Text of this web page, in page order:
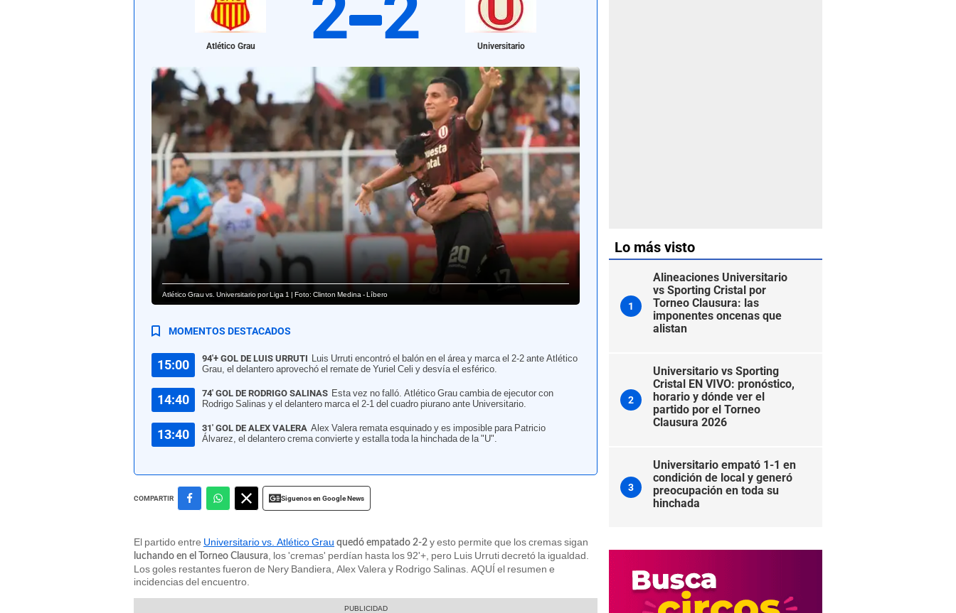
Atlético Grau Universitario
Atlético Grau vs. Universitario por Liga 1 | Foto: Clinton Medina - Líbero
MOMENTOS DESTACADOS
15:00 94'+ GOL DE LUIS URRUTI Luis Urruti encontró el balón en el área y marca el 2-2 ante Atlético
Grau, el delantero aprovechó el remate de Yuriel Celi y desvía el esférico.
14:40 74' GOL DE RODRIGO SALINAS Esta vez no falló. Atlético Grau cambia de ejecutor con
Rodrigo Salinas y el delantero marca el 2-1 del cuadro piurano ante Universitario.
13:40 31' GOL DE ALEX VALERA Alex Valera remata esquinado y es imposible para Patricio
Álvarez, el delantero crema convierte y estalla toda la hinchada de la "U".
COMPARTIR Siguenos en Google News
El partido entre Universitario vs. Atlético Grau quedó empatado 2-2 y esto permite que los cremas sigan
luchando en el Torneo Clausura, los 'cremas' perdían hasta los 92'+, pero Luis Urruti decretó la igualdad.
Los goles restantes fueron de Nery Bandiera, Alex Valera y Rodrigo Salinas. AQUÍ el resumen e
incidencias del encuentro.
Lo más visto
1
Alineaciones Universitario
vs Sporting Cristal por
Torneo Clausura: las
imponentes oncenas que
alistan
2
Universitario vs Sporting
Cristal EN VIVO: pronóstico,
horario y dónde ver el
partido por el Torneo
Clausura 2026
3
Universitario empató 1-1 en
condición de local y generó
preocupación en toda su
hinchada